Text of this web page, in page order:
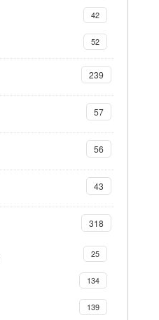
42
52
239
57
56
43
318
25
134
139